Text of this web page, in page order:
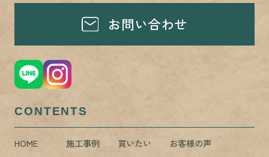
お問い合わせ
CONTENTS
HOME 施工事例 買いたい
お客様の声